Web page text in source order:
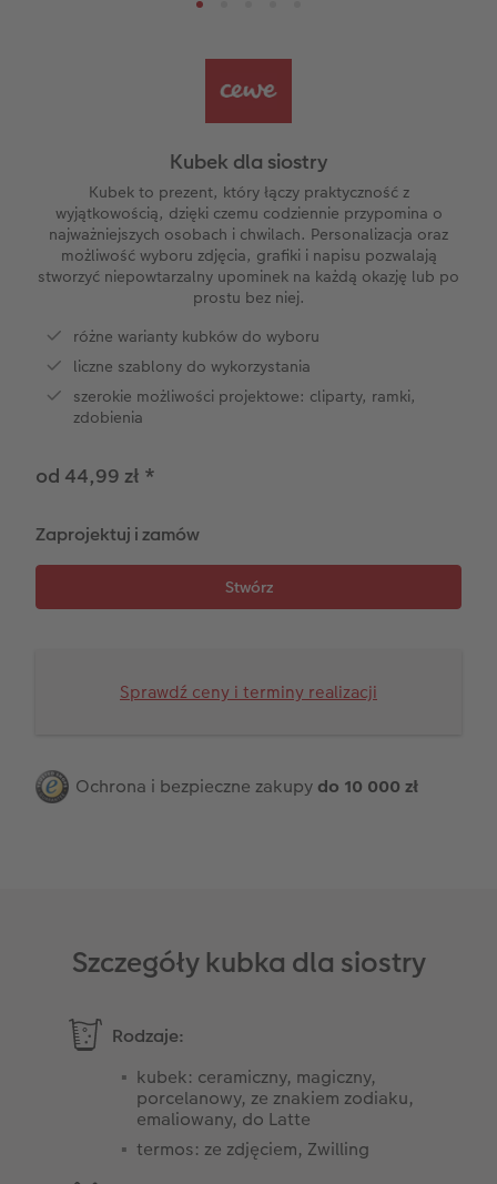
Kwadratowa XL
XXL pionowa
XXL pozioma
Format Kids
Fotoksiążka ślubna
Fotoksiążka urodzinowa
Fotoksiążka kucharska
Zdjęcie w ramce
Zdjęcia kreatywne
Zdjęcia do dokumentów
Fotozestawy
Usługi analogowe
Pudełko ze zdjęciami
Zdjęcia eko
Fotokartki
Etui ze zdjęciem
Dla miłośników zwierząt
Artykuły szkolne
Fotoobraz na płycie Alu-Dibond
Fotoobraz wieloczęściowy
hexxas
Gallery Print
Fotoobraz na piance ze zdjęciem retro XXL
Tablica powitalna
Dodatki do fotoplakatów
Kalendarz dla babci i dziadka
Kalendarz dla niej
Kalendarz dla niego
Kalendarz dla brata
Kalendarz dla dziadka
Kalendarz dla rodziny
Terminarz kuchenny
Biuro obsługi klienta CEWE
Wyprawka szkolna
Konkursy fotograficzne CEWE
Konkurs CEWE Photo Award 2027
Kubek dla siostry
Kubek to prezent, który łączy praktyczność z
wyjątkowością, dzięki czemu codziennie przypomina o
najważniejszych osobach i chwilach. Personalizacja oraz
możliwość wyboru zdjęcia, grafiki i napisu pozwalają
stworzyć niepowtarzalny upominek na każdą okazję lub po
prostu bez niej.
różne warianty kubków do wyboru
liczne szablony do wykorzystania
szerokie możliwości projektowe: cliparty, ramki,
zdobienia
od 44,99 zł *
Zaprojektuj i zamów
Sprawdź ceny i terminy realizacji
Ochrona i bezpieczne zakupy do 10 000 zł
Szczegóły kubka dla siostry
Rodzaje:
kubek: ceramiczny, magiczny,
porcelanowy, ze znakiem zodiaku,
emaliowany, do Latte
termos: ze zdjęciem, Zwilling